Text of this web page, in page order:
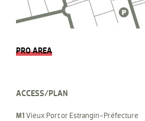
PRO AREA
ACCESS/PLAN
M1 Vieux Port or Estrangin-Préfecture